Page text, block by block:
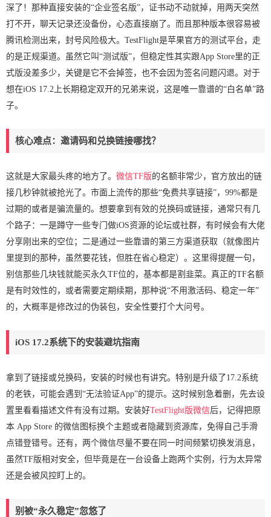
深了！那种直接安装的“企业签名版”，证书动不动就掉，用两天突然
打不开，聊天记录还没备份，心态直接崩了。而且那种版本很容易被
腾讯检测出来，封号风险极大。TestFlight是苹果官方的测试平台，走
的是正规渠道。虽然它叫“测试版”，但稳定性其实跟App Store里的正
式版没差多少，关键是它不会掉签，也不会因为签名问题闪退。对于
想在iOS 17.2上长期稳定双开的兄弟来说，这是唯一靠谱的“白名单”路
子。
核心难点：邀请码和兑换链接哪找？
这就是大家最头疼的地方了。 微信TF版的名额非常少，官方放出的链
接几秒钟就被抢光了。市面上流传的那些“免费共享链接”，99%都是
过期的或者是骗流量的。想要拿到有效的兑换码或链接，通常只有几
个路子：一是蹲守一些专门做iOS资源的论坛或社群，有时候会有大佬
分享刚出来的空位；二是通过一些靠谱的第三方渠道获取（就像图片
里提到的那种，虽然要花钱，但胜在省心稳定）。这里得提醒一句，
别信那些几块钱就能买永久TF位的，基本都是割韭菜。真正的TF名额
是有时效性的，或者需要定期续期，那种说“不用激活码、稳定一年”
的，大概率是修改过的伪装包，安全性要打个大问号。
iOS 17.2系统下的安装避坑指南
拿到了链接或兑换码，安装的时候也有讲究。特别是升级了17.2系统
的老铁，可能会遇到“无法验证App”的提示。这时候别急着删，先去设
置里看看描述文件有没有过期。安装好TestFlight版微信后，记得把原
本 App Store 的微信图标换个主题或者隐藏到资源库，免得自己手滑
点错登错号。还有，两个微信尽量不要在同一时间频繁切换发消息，
虽然TF版相对安全，但毕竟是在一台设备上跑两个实例，行为太异常
还是会被风控盯上的。
别被“永久稳定”忽悠了